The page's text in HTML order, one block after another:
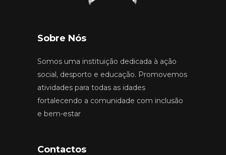
Sobre Nós
Somos uma instituição dedicada à ação
social, desporto e educação. Promovemos
atividades para todas as idades
fortalecendo a comunidade com inclusão
e bem-estar
Contactos